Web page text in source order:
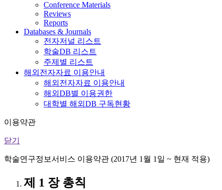
Conference Materials
Reviews
Reports
Databases & Journals
전자저널 리스트
학술DB 리스트
주제별 리스트
해외전자자료 이용안내
해외전자자료 이용안내
해외DB별 이용권한
대학별 해외DB 구독현황
이용약관
닫기
학술연구정보서비스 이용약관 (2017년 1월 1일 ~ 현재 적용)
제 1 장 총칙